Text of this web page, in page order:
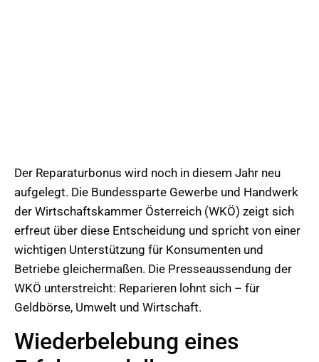
Der Reparaturbonus wird noch in diesem Jahr neu
aufgelegt. Die Bundessparte Gewerbe und Handwerk
der Wirtschaftskammer Österreich (WKÖ) zeigt sich
erfreut über diese Entscheidung und spricht von einer
wichtigen Unterstützung für Konsumenten und
Betriebe gleichermaßen. Die Presseaussendung der
WKÖ unterstreicht: Reparieren lohnt sich – für
Geldbörse, Umwelt und Wirtschaft.
Wiederbelebung eines